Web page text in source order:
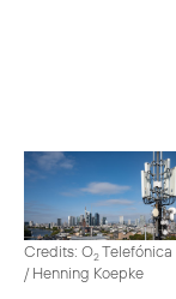
Credits: O2Telefónica
/ Henning Koepke